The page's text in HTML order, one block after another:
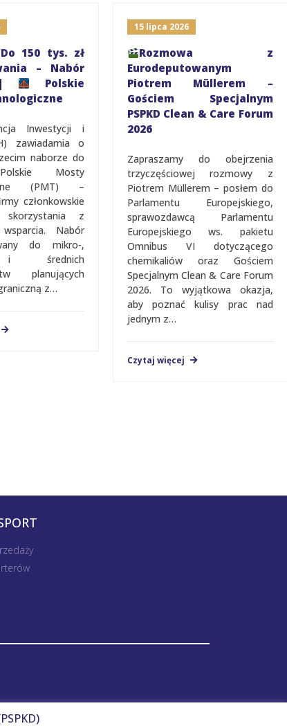
150 tys. zł
– Nabór
|
Polskie
Inwestycji i
zawiadamia o
naborze do
Mosty
(PMT) –
członkowskie
z
Nabór
do mikro-,
i średnich
planujących
z…
15 lipca 2026
Rozmowa z
Eurodeputowanym
Piotrem Müllerem –
Gościem Specjalnym
PSPKD Clean & Care Forum
2026
Zapraszamy do obejrzenia
trzyczęściowej rozmowy z
Piotrem Müllerem – posłem do
Parlamentu Europejskiego,
sprawozdawcą Parlamentu
Europejskiego ws. pakietu
Omnibus VI dotyczącego
chemikaliów oraz Gościem
Spec­­­­jalnym Clean & Care Forum
2026. To wyjątkowa okazja,
aby poznać kulisy prac nad
jednym z…
Czytaj więcej